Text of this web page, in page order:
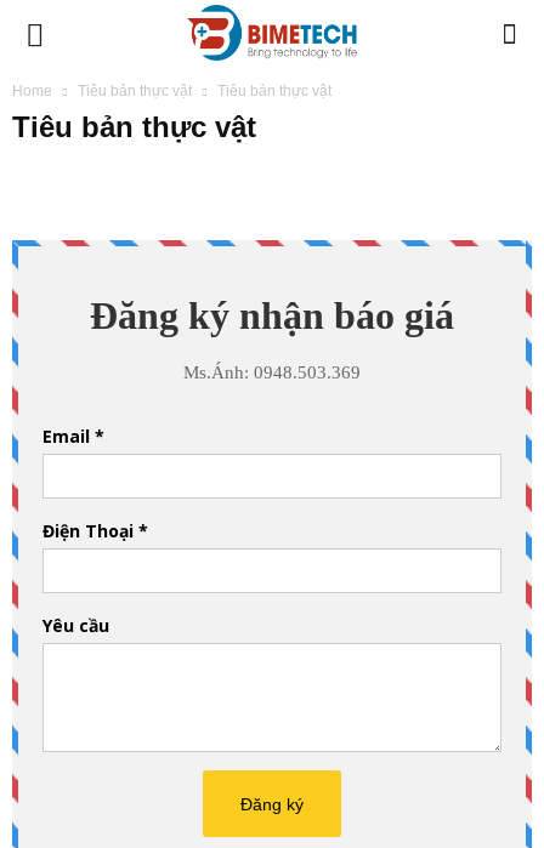
BIMETECH
Home Tiêu bản thực vật Tiêu bản thực vật
Tiêu bản thực vật